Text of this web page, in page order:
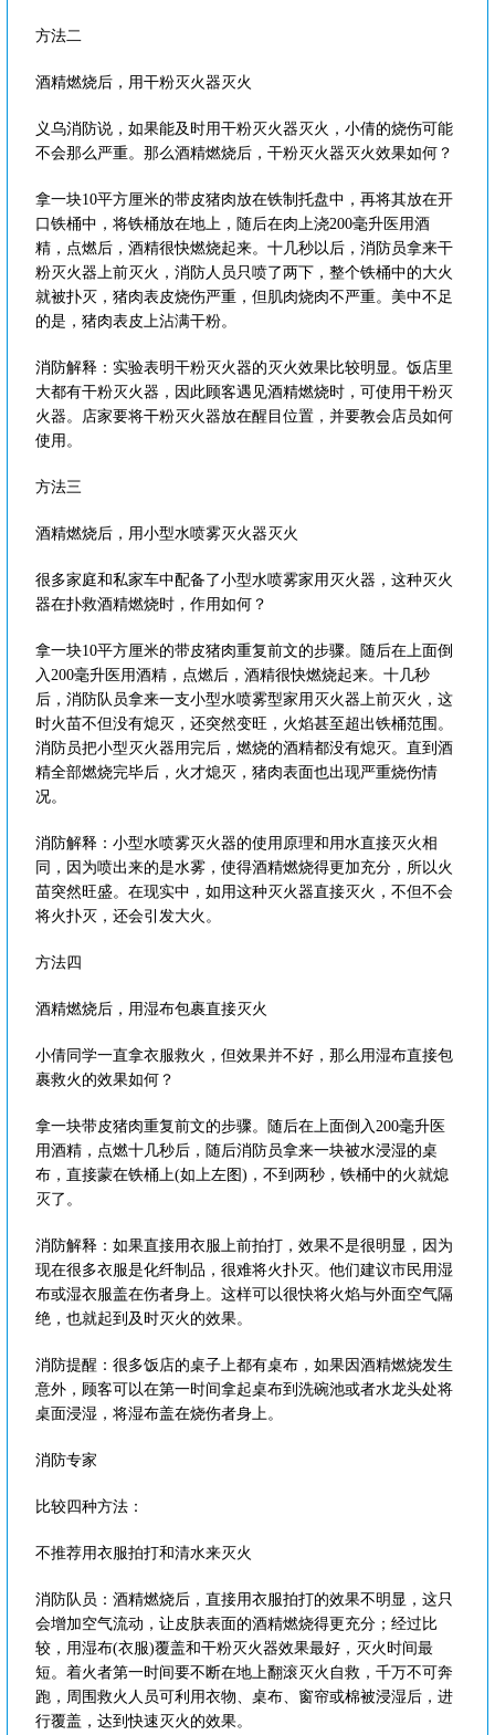
方法二
酒精燃烧后，用干粉灭火器灭火
义乌消防说，如果能及时用干粉灭火器灭火，小倩的烧伤可能
不会那么严重。那么酒精燃烧后，干粉灭火器灭火效果如何？
拿一块10平方厘米的带皮猪肉放在铁制托盘中，再将其放在开
口铁桶中，将铁桶放在地上，随后在肉上浇200毫升医用酒
精，点燃后，酒精很快燃烧起来。十几秒以后，消防员拿来干
粉灭火器上前灭火，消防人员只喷了两下，整个铁桶中的大火
就被扑灭，猪肉表皮烧伤严重，但肌肉烧肉不严重。美中不足
的是，猪肉表皮上沾满干粉。
消防解释：实验表明干粉灭火器的灭火效果比较明显。饭店里
大都有干粉灭火器，因此顾客遇见酒精燃烧时，可使用干粉灭
火器。店家要将干粉灭火器放在醒目位置，并要教会店员如何
使用。
方法三
酒精燃烧后，用小型水喷雾灭火器灭火
很多家庭和私家车中配备了小型水喷雾家用灭火器，这种灭火
器在扑救酒精燃烧时，作用如何？
拿一块10平方厘米的带皮猪肉重复前文的步骤。随后在上面倒
入200毫升医用酒精，点燃后，酒精很快燃烧起来。十几秒
后，消防队员拿来一支小型水喷雾型家用灭火器上前灭火，这
时火苗不但没有熄灭，还突然变旺，火焰甚至超出铁桶范围。
消防员把小型灭火器用完后，燃烧的酒精都没有熄灭。直到酒
精全部燃烧完毕后，火才熄灭，猪肉表面也出现严重烧伤情
况。
消防解释：小型水喷雾灭火器的使用原理和用水直接灭火相
同，因为喷出来的是水雾，使得酒精燃烧得更加充分，所以火
苗突然旺盛。在现实中，如用这种灭火器直接灭火，不但不会
将火扑灭，还会引发大火。
方法四
酒精燃烧后，用湿布包裹直接灭火
小倩同学一直拿衣服救火，但效果并不好，那么用湿布直接包
裹救火的效果如何？
拿一块带皮猪肉重复前文的步骤。随后在上面倒入200毫升医
用酒精，点燃十几秒后，随后消防员拿来一块被水浸湿的桌
布，直接蒙在铁桶上(如上左图)，不到两秒，铁桶中的火就熄
灭了。
消防解释：如果直接用衣服上前拍打，效果不是很明显，因为
现在很多衣服是化纤制品，很难将火扑灭。他们建议市民用湿
布或湿衣服盖在伤者身上。这样可以很快将火焰与外面空气隔
绝，也就起到及时灭火的效果。
消防提醒：很多饭店的桌子上都有桌布，如果因酒精燃烧发生
意外，顾客可以在第一时间拿起桌布到洗碗池或者水龙头处将
桌面浸湿，将湿布盖在烧伤者身上。
消防专家
比较四种方法：
不推荐用衣服拍打和清水来灭火
消防队员：酒精燃烧后，直接用衣服拍打的效果不明显，这只
会增加空气流动，让皮肤表面的酒精燃烧得更充分；经过比
较，用湿布(衣服)覆盖和干粉灭火器效果最好，灭火时间最
短。着火者第一时间要不断在地上翻滚灭火自救，千万不可奔
跑，周围救火人员可利用衣物、桌布、窗帘或棉被浸湿后，进
行覆盖，达到快速灭火的效果。